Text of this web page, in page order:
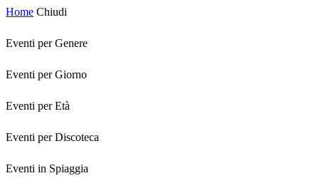
Home Chiudi
Eventi per Genere
Eventi per Giorno
Eventi per Età
Eventi per Discoteca
Eventi in Spiaggia